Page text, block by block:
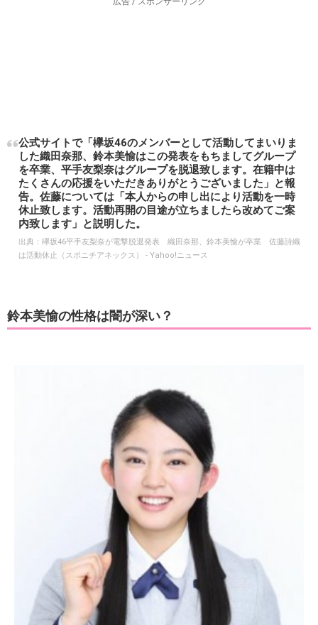
公式サイトで「欅坂46のメンバーとして活動してまいりま
した織田奈那、鈴本美愉はこの発表をもちましてグループ
を卒業、平手友梨奈はグループを脱退致します。在籍中は
たくさんの応援をいただきありがとうございました」と報
告。佐藤については「本人からの申し出により活動を一時
休止致します。活動再開の目途が立ちましたら改めてご案
内致します」と説明した。
出典： 欅坂46平手友梨奈が電撃脱退発表 織田奈那、鈴本美愉が卒業 佐藤詩織
は活動休止（スポニチアネックス） - Yahoo!ニュース
鈴本美愉の性格は闇が深い？